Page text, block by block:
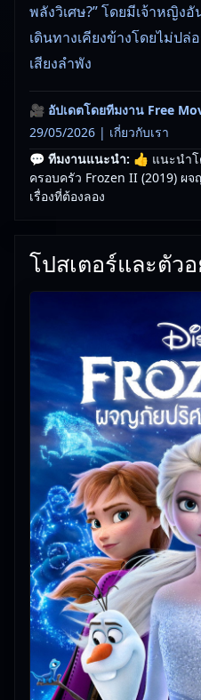
พลังวิเศษ?” โดยมีเจ้าหญิง
เดินทางเคียงข้างโดยไม่ป
เสียงลำพัง
🎥 อัปเดตโดยทีมงาน Free
29/05/2026 | เกี่ยวกับเรา
💬 ทีมงานแนะนำ: 👍 แนะนำ
ครอบครัว Frozen II (2019) ผ
เรื่องที่ต้องลอง
โปสเตอร์และตัว